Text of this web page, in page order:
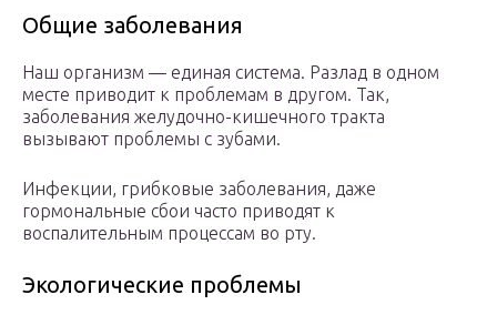
Общие заболевания
Наш организм — единая система. Разлад в одном
месте приводит к проблемам в другом. Так,
заболевания желудочно-кишечного тракта
вызывают проблемы с зубами.
Инфекции, грибковые заболевания, даже
гормональные сбои часто приводят к
воспалительным процессам во рту.
Экологические проблемы